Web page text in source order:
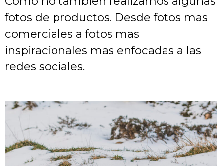
fotos de productos. Desde fotos mas
comerciales a fotos mas
inspiracionales mas enfocadas a las
redes sociales.